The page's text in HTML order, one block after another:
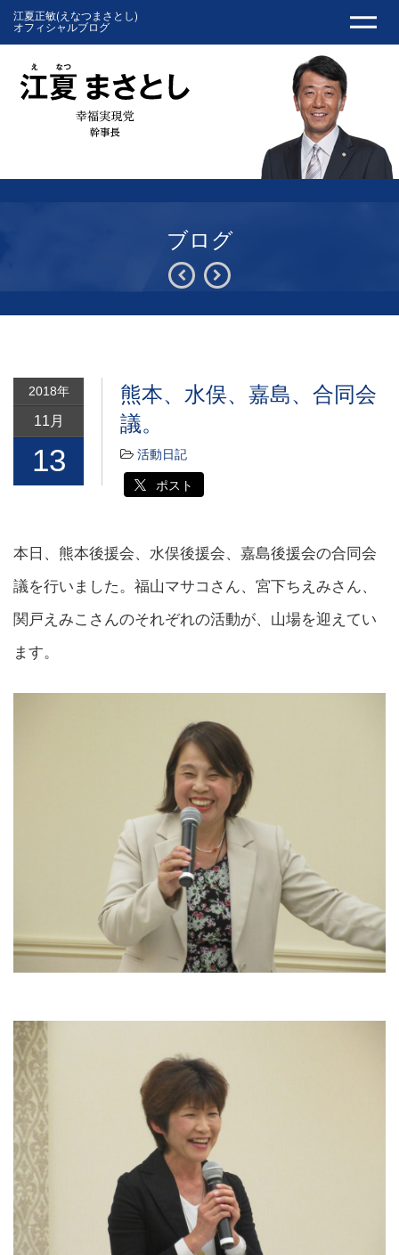
江夏正敏(えなつまさとし)
オフィシャルブログ
ブログ
2018年
11月
13
熊本、水俣、嘉島、合同会
議。
活動日記
ポスト
本日、熊本後援会、水俣後援会、嘉島後援会の合同会
議を行いました。福山マサコさん、宮下ちえみさん、
関戸えみこさんのそれぞれの活動が、山場を迎えてい
ます。